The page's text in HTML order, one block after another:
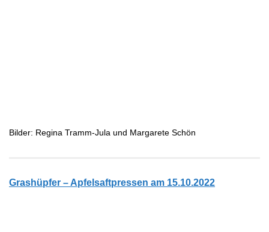
Bilder: Regina Tramm-Jula und Margarete Schön
Grashüpfer – Apfelsaftpressen am 15.10.2022